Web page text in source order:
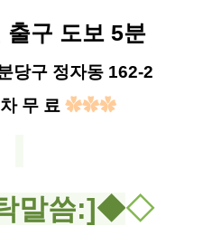
출구 도보 5분
당구 정자동 162-2
무 료 ✿✿✿
말씀:]◆◇